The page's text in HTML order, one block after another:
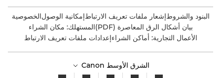
البنود والشروطإشعار ملفات تعريف الارتباطإمكانية الوصولالخصوصية
بيان أشكال الرق المعاصرة (PDF)
المستهلك: مكان الشراء
الأعمال التجارية: أماكن الشراءإعدادات ملفات تعريف الارتباط
الشرق الأوسط Canon